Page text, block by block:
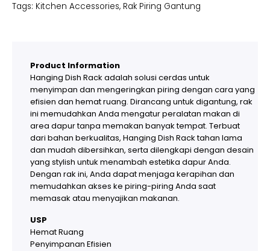
Tags: Kitchen Accessories, Rak Piring Gantung
Product Information
Hanging Dish Rack adalah solusi cerdas untuk
menyimpan dan mengeringkan piring dengan cara yang
efisien dan hemat ruang. Dirancang untuk digantung, rak
ini memudahkan Anda mengatur peralatan makan di
area dapur tanpa memakan banyak tempat. Terbuat
dari bahan berkualitas, Hanging Dish Rack tahan lama
dan mudah dibersihkan, serta dilengkapi dengan desain
yang stylish untuk menambah estetika dapur Anda.
Dengan rak ini, Anda dapat menjaga kerapihan dan
memudahkan akses ke piring-piring Anda saat
memasak atau menyajikan makanan.
USP
Hemat Ruang
Penyimpanan Efisien